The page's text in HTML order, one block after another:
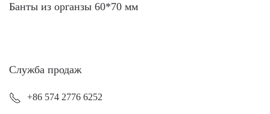
Банты из органзы 60*70 мм
Служба продаж
+86 574 2776 6252